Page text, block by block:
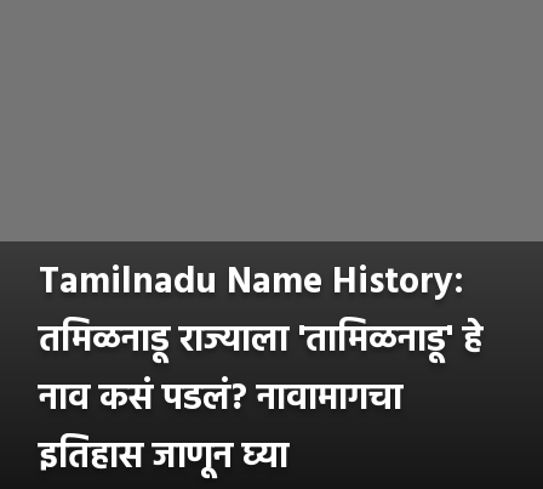
Tamilnadu Name History:
तमिळनाडू राज्याला 'तामिळनाडू' हे
नाव कसं पडलं? नावामागचा
इतिहास जाणून घ्या